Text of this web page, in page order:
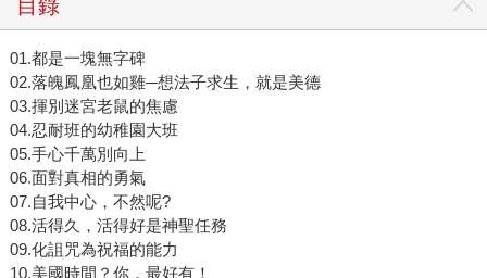
目錄
01.都是一塊無字碑
02.落魄鳳凰也如雞─想法子求生，就是美德
03.揮別迷宮老鼠的焦慮
04.忍耐班的幼稚園大班
05.手心千萬別向上
06.面對真相的勇氣
07.自我中心，不然呢?
08.活得久，活得好是神聖任務
09.化詛咒為祝福的能力
10.美國時間？你，最好有！